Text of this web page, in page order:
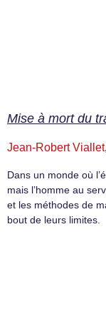
Mise à mort du
Jean-Robert Viallet
Dans un monde où
mais l’homme au
et les méthodes de
bout de leurs limites.